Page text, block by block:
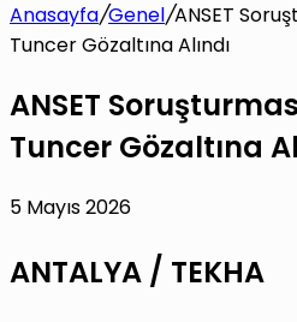
Anasayfa/Genel/ANSET
Tuncer Gözaltına Alındı
ANSET
Tuncer Gözaltına
5 Mayıs 2026
ANTALYA / TEKHA